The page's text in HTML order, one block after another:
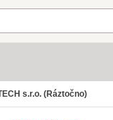
s.r.o. (Ráztočno)